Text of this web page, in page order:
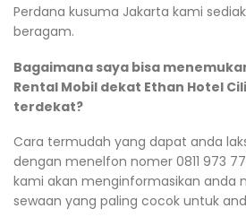
Perdana kusuma Jakarta kami
beragam.
Bagaimana saya bisa
Rental Mobil dekat Ethan Hotel
terdekat?
Cara termudah yang dapat anda
dengan menelfon nomer 0811 973
kami akan menginformasikan anda
sewaan yang paling cocok untuk